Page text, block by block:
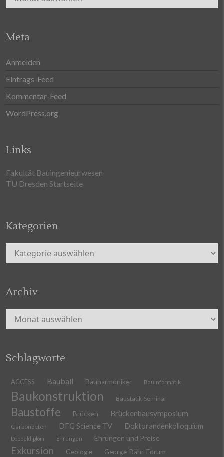
Meta
Anmelden
Eintrags-Feed
Kommentar-Feed
WordPress.org
Links
Fakultät Bauingenieurwesen
TU Dresden Startseite
Kategorien
Kategorien
Archiv
Archiv
Schlagworte
ACCESS Bauball Bauharmoniker Bauinformatik
Baukonstruktion Baustatik-Seminar
Baustoffe Brücken Brückenbausymposium
Carbonbeton DFG Science TV Doktorandenkolloquium
Doppeldiplom Ehrungen Ehrungen und Preise
Exkursion Geologie George-Bähr-Forum